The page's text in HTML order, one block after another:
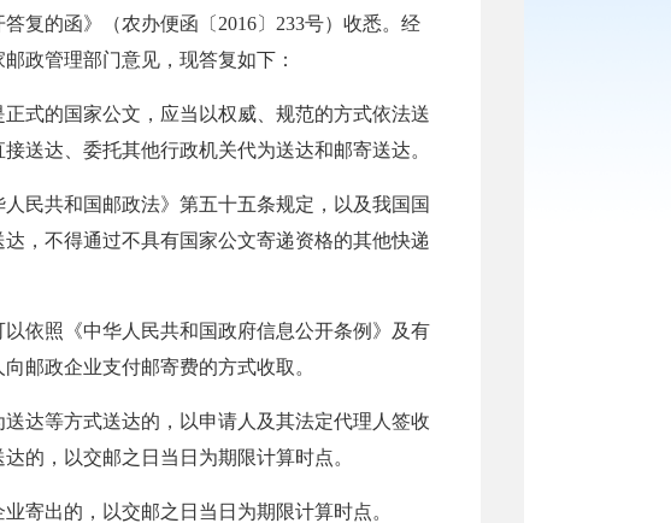
复的函》（农办便函〔2016〕233号）收悉。经
政管理部门意见，现答复如下：
式的国家公文，应当以权威、规范的方式依法送
送达、委托其他行政机关代为送达和邮寄送达。
民共和国邮政法》第五十五条规定，以及我国国
，不得通过不具有国家公文寄递资格的其他快递
依照《中华人民共和国政府信息公开条例》及有
邮政企业支付邮寄费的方式收取。
达等方式送达的，以申请人及其法定代理人签收
的，以交邮之日当日为期限计算时点。
寄出的，以交邮之日当日为期限计算时点。